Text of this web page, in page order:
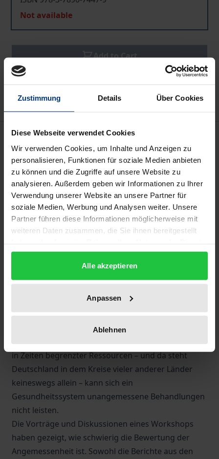
Zustimmung Details Über Cookies
Diese Webseite verwendet Cookies
Wir verwenden Cookies, um Inhalte und Anzeigen zu
personalisieren, Funktionen für soziale Medien anbieten
zu können und die Zugriffe auf unsere Website zu
analysieren. Außerdem geben wir Informationen zu Ihrer
Verwendung unserer Website an unsere Partner für
soziale Medien, Werbung und Analysen weiter. Unsere
Partner führen diese Informationen möglicherweise mit
weiteren Daten zusammen, die Sie ihnen bereitgestellt
gesammelt haben.
Alle akzeptieren
Anpassen
Ablehnen
Not available
Add to Cart
Add to Wish List
Delivery cost notice
Description
Das Thema der Angemessenheit medizinischer
Leistungen ist komplex. Es hat in der Medizin und im
Zusammenhang mit der Gesundheitsversorgung
sowie der Gesundheitspolitik in den letzten Jahren
eine zunehmende Bedeutung erfahren. Ärzte, die
ihre Verantwortung gegenüber ihren Patienten
behandeln. Die Diskussion darüber, wie
Angemessenheit definiert wird, wie sie
gewährleistet werden kann und was zu
unangemessener medizinischer Behandlung führt,
ist auch international intensiver geworden. Denn
sowohl bei einem hohen Qualitätsanspruch als auch
in Zeiten begrenzter Ressourcen – und da steht
Deutschland in dem Kreise vieler anderer Länder
keineswegs allein – kann sich ein
Gesundheitssystem unangemessene Behandlungen
nicht leisten.
Die Vorträge und Diskussionen eines Workshops
haben gezeigt, wie schwierig die Bewertung der
Angemessenheit ist. Sowohl die Berichte aus den